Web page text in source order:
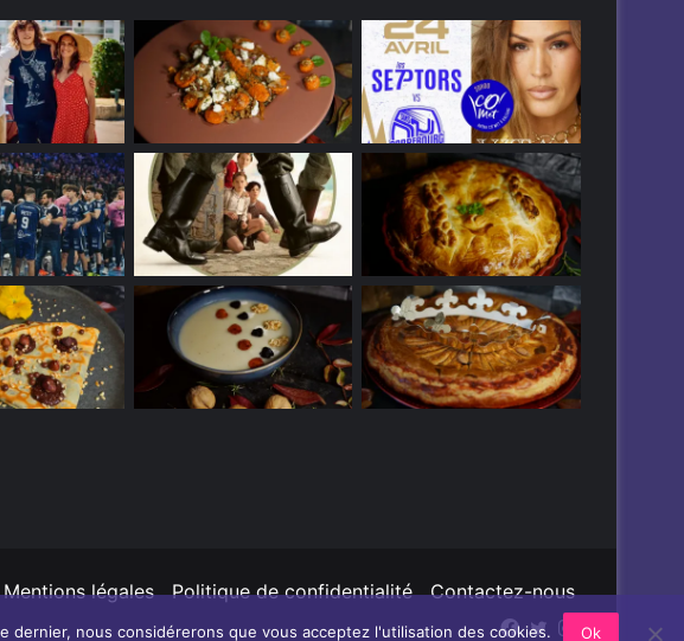
Mentions légales Politique de confidentialité
Contactez-nous
Facebook
TwitterInstagram
nous considérerons que vous acceptez l'utilisation des cookies. Ok